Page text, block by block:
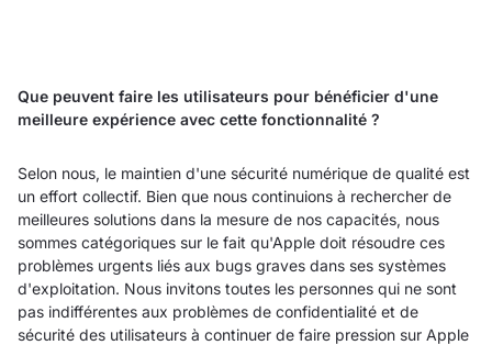
Que peuvent faire les utilisateurs pour bénéficier d'une
meilleure expérience avec cette fonctionnalité ?
Selon nous, le maintien d'une sécurité numérique de qualité est
un effort collectif. Bien que nous continuions à rechercher de
meilleures solutions dans la mesure de nos capacités, nous
sommes catégoriques sur le fait qu'Apple doit résoudre ces
problèmes urgents liés aux bugs graves dans ses systèmes
d'exploitation. Nous invitons toutes les personnes qui ne sont
pas indifférentes aux problèmes de confidentialité et de
sécurité des utilisateurs à continuer de faire pression sur Apple